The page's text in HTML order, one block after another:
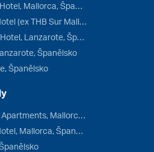
Iberostar Grand Portals Nous Hotel, Mallorca, Španělsko
Iberostar Selection Es Trenc Hotel (ex THB Sur Mallorca), Mallorca, Španělsko
Royal Marina Suites Boutique Hotel, Lanzarote, Španělsko
Španělsko
Španělsko
BJ Bei Juan Playamar Hotel & Apartments, Mallorca, Španělsko
Globales Playa Santa Ponsa Hotel, Mallorca, Španělsko